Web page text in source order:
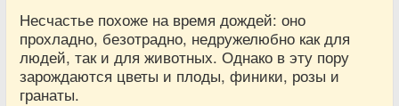
Несчастье похоже на время дождей: оно
прохладно, безотрадно, недружелюбно как для
людей, так и для животных. Однако в эту пору
зарождаются цветы и плоды, финики, розы и
гранаты.